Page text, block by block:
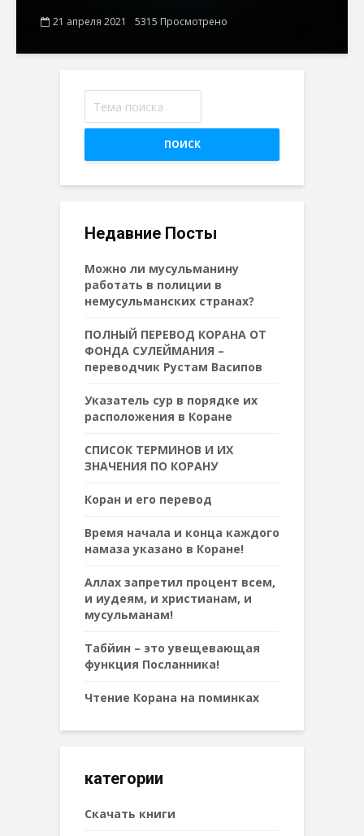
21 апреля 2021 5315 Просмотрено
ПОИСК
Недавние Посты
Можно ли мусульманину
работать в полиции в
немусульманских странах?
ПОЛНЫЙ ПЕРЕВОД КОРАНА ОТ
ФОНДА СУЛЕЙМАНИЯ –
переводчик Рустам Васипов
Указатель сур в порядке их
расположения в Коране
СПИСОК ТЕРМИНОВ И ИХ
ЗНАЧЕНИЯ ПО КОРАНУ
Коран и его перевод
Время начала и конца каждого
намаза указано в Коране!
Аллах запретил процент всем,
и иудеям, и христианам, и
мусульманам!
Табйин – это увещевающая
функция Посланника!
Чтение Корана на поминках
категории
Cкачать книги